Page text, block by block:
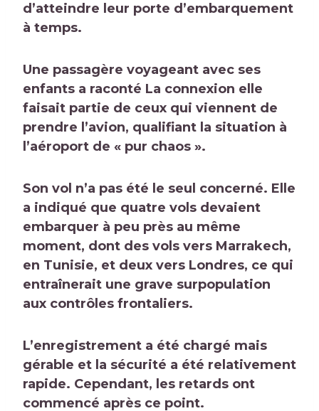
d’atteindre leur porte d’embarquement
à temps.
Une passagère voyageant avec ses
enfants a raconté La connexion elle
faisait partie de ceux qui viennent de
prendre l’avion, qualifiant la situation à
l’aéroport de « pur chaos ».
Son vol n’a pas été le seul concerné. Elle
a indiqué que quatre vols devaient
embarquer à peu près au même
moment, dont des vols vers Marrakech,
en Tunisie, et deux vers Londres, ce qui
entraînerait une grave surpopulation
aux contrôles frontaliers.
L’enregistrement a été chargé mais
gérable et la sécurité a été relativement
rapide. Cependant, les retards ont
commencé après ce point.